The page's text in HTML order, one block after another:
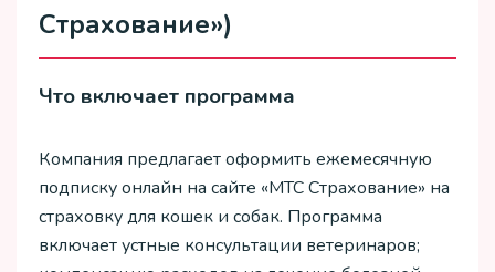
Страхование»)
Что включает программа
Компания предлагает оформить ежемесячную
подписку онлайн на сайте «МТС Страхование» на
страховку для кошек и собак. Программа
включает устные консультации ветеринаров;